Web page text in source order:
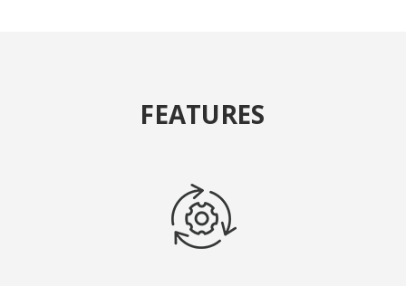
FEATURES